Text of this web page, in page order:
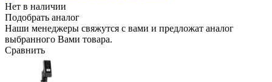
Нет в наличии
Подобрать аналог
Наши менеджеры свяжутся с вами и предложат аналог
выбранного Вами товара.
Сравнить